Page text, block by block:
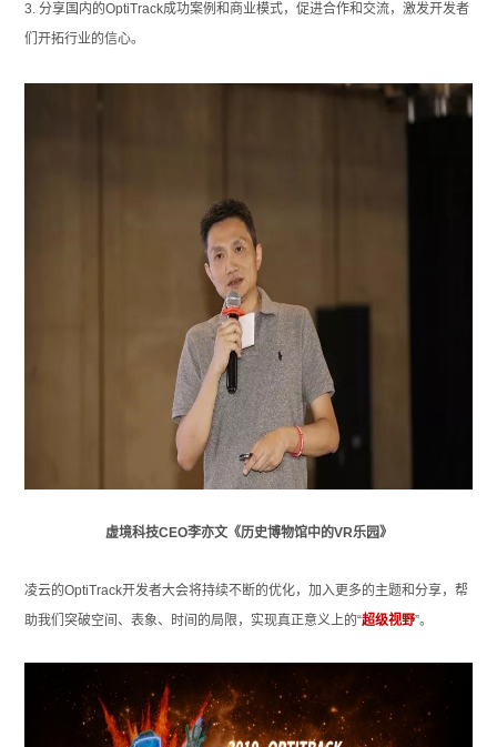
3.分享国内的OptiTrack成功案例和商业模式，促进合作和交流，激发开发者
们开拓行业的信心。
虚境科技CEO李亦文《历史博物馆中的VR乐园》
凌云的OptiTrack开发者大会将持续不断的优化，加入更多的主题和分享，帮
助我们突破空间、表象、时间的局限，实现真正意义上的“超级视野”。